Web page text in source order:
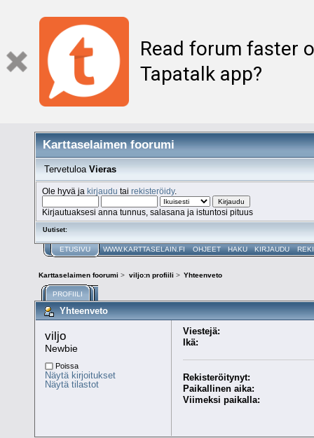
Read forum faster
Tapatalk app?
Karttaselaimen foorumi
Tervetuloa Vieras
Ole hyvä jakirjaudu tairekisteröidy.
Kirjautuaksesi anna tunnus, salasana ja istuntosi pituus
Uutiset:
ETUSIVU WWW.KARTTASELAIN.FI OHJEET HAKU KIRJAUDU
Karttaselaimen foorumi > viljo:n profiili > Yhteenveto
PROFIILI
Yhteenveto
viljo
Newbie
Poissa
Näytä kirjoitukset
Näytä tilastot
Viestejä:
Ikä:
Rekisteröitynyt:
Paikallinen aika:
Viimeksi paikalla: